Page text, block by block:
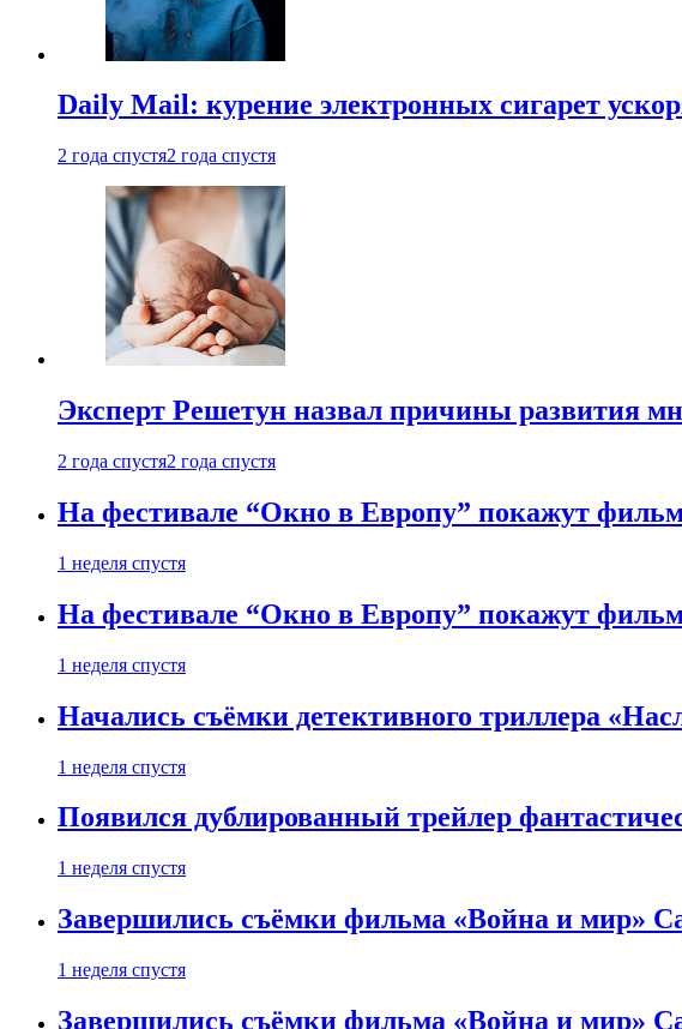
Daily Mail: курение электронных сигарет
2 года спустя2 года спустя
Эксперт Решетун назвал причины развития
2 года спустя2 года спустя
На фестивале “Окно в Европу” покажут
1 неделя спустя
На фестивале “Окно в Европу” покажут
1 неделя спустя
Начались съёмки детективного триллера
1 неделя спустя
Появился дублированный трейлер
1 неделя спустя
Завершились съёмки фильма «Война и мир»
1 неделя спустя
Завершились съёмки фильма «Война и мир»